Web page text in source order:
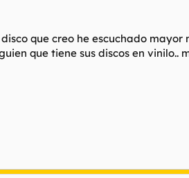
que creo he escuchado
que tiene sus discos en vinilo..